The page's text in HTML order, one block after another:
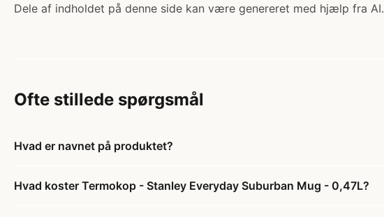
Dele af indholdet på denne side kan være genereret med hjælp fra AI.
Ofte stillede spørgsmål
Hvad er navnet på produktet?
Hvad koster Termokop - Stanley Everyday Suburban Mug - 0,47L?